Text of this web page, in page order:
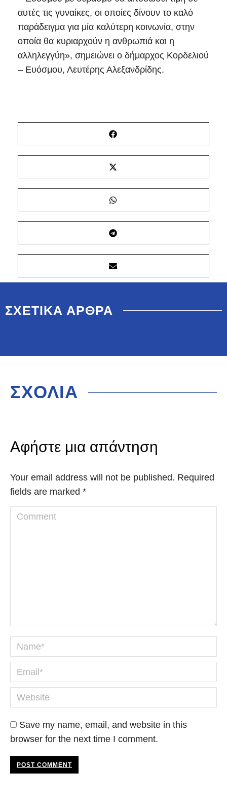
αυτές τις γυναίκες, οι οποίες δίνουν το καλό
παράδειγμα για μία καλύτερη κοινωνία, στην
οποία θα κυριαρχούν η ανθρωπιά και η
αλληλεγγύη», σημειώνει ο δήμαρχος Κορδελιού
– Ευόσμου, Λευτέρης Αλεξανδρίδης.
ΣΧΕΤΙΚΑ ΑΡΘΡΑ
ΣΧΟΛΙΑ
Αφήστε μια απάντηση
Your email address will not be published. Required
fields are marked *
Comment
Name *
Email *
Website
Save my name, email, and website in this
browser for the next time I comment.
POST COMMENT